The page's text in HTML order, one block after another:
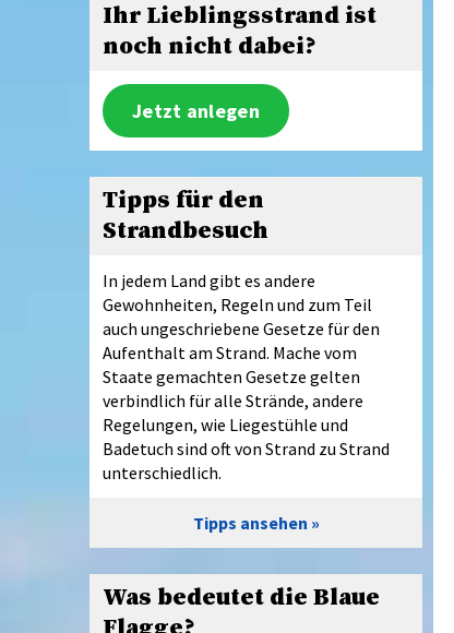
Ihr Lieblingsstrand ist
noch nicht dabei?
Jetzt anlegen
Tipps für den
Strandbesuch
In jedem Land gibt es andere
Gewohnheiten, Regeln und zum Teil
auch ungeschriebene Gesetze für den
Aufenthalt am Strand. Mache vom
Staate gemachten Gesetze gelten
verbindlich für alle Strände, andere
Regelungen, wie Liegestühle und
Badetuch sind oft von Strand zu Strand
unterschiedlich.
Tipps ansehen
Was bedeutet die Blaue